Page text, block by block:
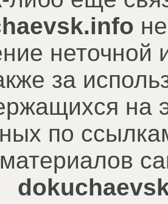
за
на
по
материалов